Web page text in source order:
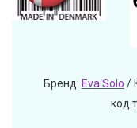
Бренд: Eva Solo /
код